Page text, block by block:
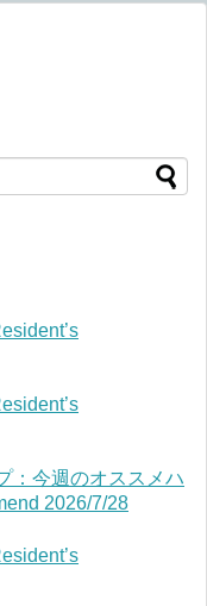
：今週のオススメハ
2026/7/28